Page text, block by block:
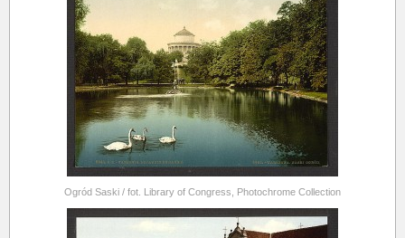
Ogród Saski / fot. Library of Congress, Photochrome Collection